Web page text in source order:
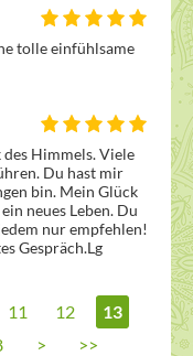
tolle einfühlsame
des Himmels. Viele
Du hast mir
bin. Mein Glück
neues Leben. Du
nur empfehlen!
Gespräch.Lg
11 12
13
> >>